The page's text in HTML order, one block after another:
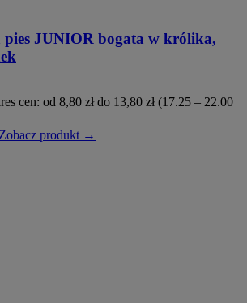
JUNIOR bogata w królika,
cen: od 8,80 zł do 13,80 zł (17.25 – 22.00
Zobacz produkt →